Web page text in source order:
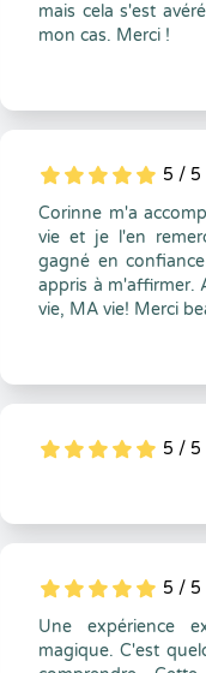
mais cela s'est
mon cas. Merci !
5
1
5
0 5 / 5
Corinne m'a
vie et je l'en
gagné en
appris à m'affirmer.
vie, MA vie! Merci
5
1
5
0 5 / 5
5
1
5
0 5 / 5
Une expérience
magique. C'est